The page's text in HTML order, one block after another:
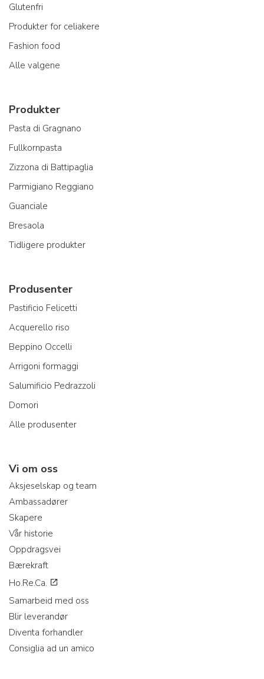
Glutenfri
Produkter for celiakere
Fashion food
Alle valgene
Produkter
Pasta di Gragnano
Fullkornpasta
Zizzona di Battipaglia
Parmigiano Reggiano
Guanciale
Bresaola
Tidligere produkter
Produsenter
Pastificio Felicetti
Acquerello riso
Beppino Occelli
Arrigoni formaggi
Salumificio Pedrazzoli
Domori
Alle produsenter
Vi om oss
Aksjeselskap og team
Ambassadører
Skapere
Vår historie
Oppdragsvei
Bærekraft
Ho.Re.Ca.
Samarbeid med oss
Blir leverandør
Diventa forhandler
Consiglia ad un amico